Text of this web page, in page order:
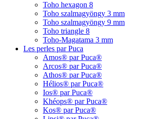
Toho hexagon 8
Toho szalmagyöngy 3 mm
Toho szalmagyöngy 9 mm
Toho triangle 8
Toho-Magatama 3 mm
Les perles par Puca
Amos® par Puca®
Arcos® par Puca®
Athos® par Puca®
Hélios® par Puca®
Ios® par Puca®
Khéops® par Puca®
Kos® par Puca®